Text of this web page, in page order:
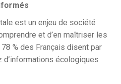
est un enjeu de société
et d’en maîtriser les
% des Français disent par
écologiques